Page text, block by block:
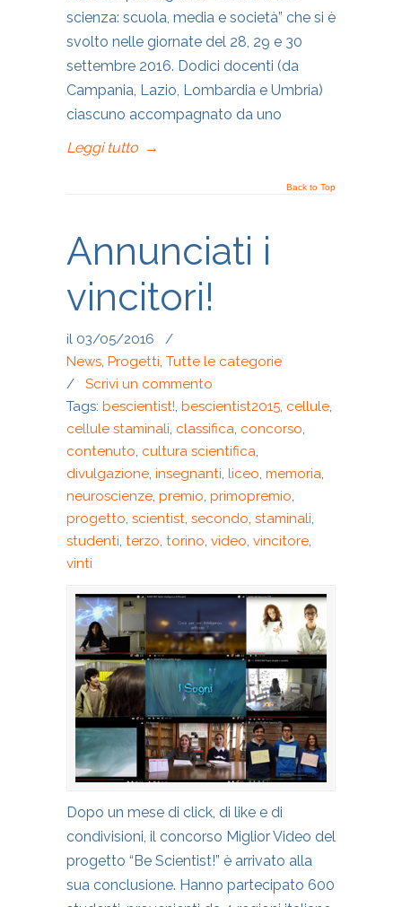
scienza: scuola, media e società” che si è
svolto nelle giornate del 28, 29 e 30
settembre 2016. Dodici docenti (da
Campania, Lazio, Lombardia e Umbria)
ciascuno accompagnato da uno
Leggi tutto →
Back to Top
Annunciati i
vincitori!
il 03/05/2016
/
News, Progetti, Tutte le categorie
/ Scrivi un commento
Tags: bescientist!, bescientist2015, cellule,
cellule staminali, classifica, concorso,
contenuto, cultura scientifica,
divulgazione, insegnanti, liceo, memoria,
neuroscienze, premio, primopremio,
progetto, scientist, secondo, staminali,
studenti, terzo, torino, video, vincitore,
vinti
Dopo un mese di click, di like e di
condivisioni, il concorso Miglior Video del
progetto “Be Scientist!” è arrivato alla
sua conclusione. Hanno partecipato 600